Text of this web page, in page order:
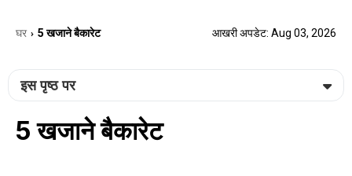
घर › 5 खजाने बैकारेट आखरी अपडेट: Aug 03, 2026
इस पृष्ठ पर
5 खजाने बैकारेट